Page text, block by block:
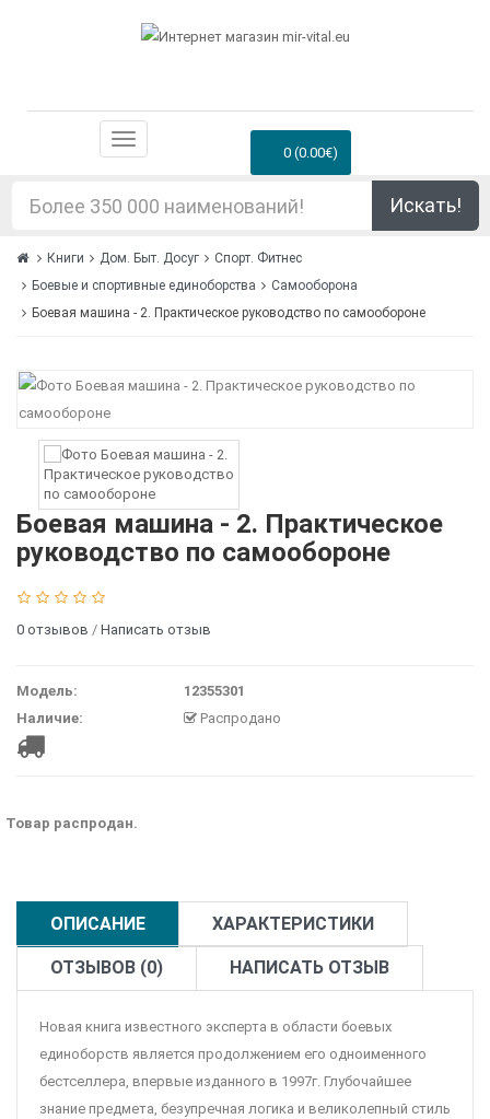
0 (0.00€)
Искать!
Книги Дом. Быт. Досуг
Спорт. Фитнес
Боевые и спортивные единоборства
Самооборона
Боевая машина - 2. Практическое руководство по самообороне
Боевая машина - 2. Практическое
руководство по самообороне
0 отзывов / Написать отзыв
Модель:
12355301
Наличие:
Распродано
Товар распродан.
ОПИСАНИЕ ХАРАКТЕРИСТИКИ
ОТЗЫВОВ (0) НАПИСАТЬ ОТЗЫВ
Новая книга известного эксперта в области боевых
единоборств является продолжением его одноименного
бестселлера, впервые изданного в 1997г. Глубочайшее
знание предмета, безупречная логика и великолепный стиль